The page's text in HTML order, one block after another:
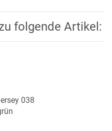
folgende Artikel: